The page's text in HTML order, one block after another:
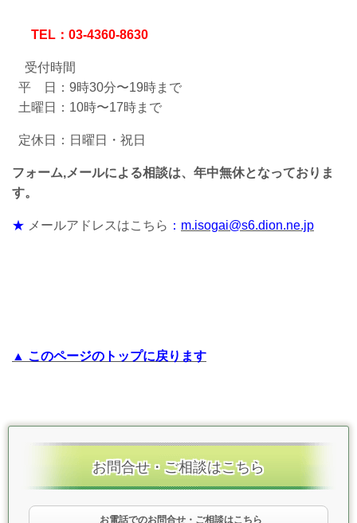
TEL：03-4360-8630
受付時間
平 日：9時30分〜19時まで
土曜日：10時〜17時まで
定休日：日曜日・祝日
フォーム,メールによる相談は、年中無休となっておりま
す。
★ メールアドレスはこちら ： m.isogai@s6.dion.ne.jp
▲ このページのトップに戻ります
お問合せ・ご相談はこちら
お電話でのお問合せ・ご相談はこちら